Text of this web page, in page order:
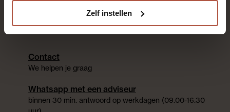
Zelf instellen
Aanmelden nieuwsbrief
Contact
We helpen je graag
Whatsapp met een adviseur
binnen 30 min. antwoord op werkdagen (09.00-16.30